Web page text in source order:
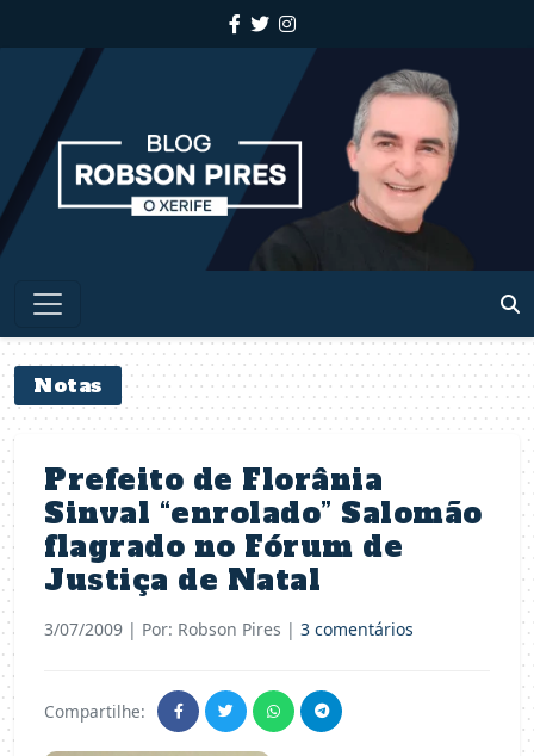
Notas
Prefeito de Florânia
Sinval “enrolado” Salomão
flagrado no Fórum de
Justiça de Natal
3/07/2009 | Por: Robson Pires | 3 comentários
Compartilhe: